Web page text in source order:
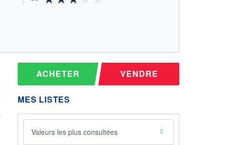
ACHETER VENDRE
MES LISTES
Valeurs les plus consultées